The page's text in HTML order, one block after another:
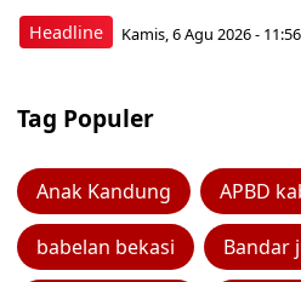
Headline Kamis, 6 Agu 2026 - 11:56
Tag Populer
Anak Kandung APBD
babelan bekasi Bandar